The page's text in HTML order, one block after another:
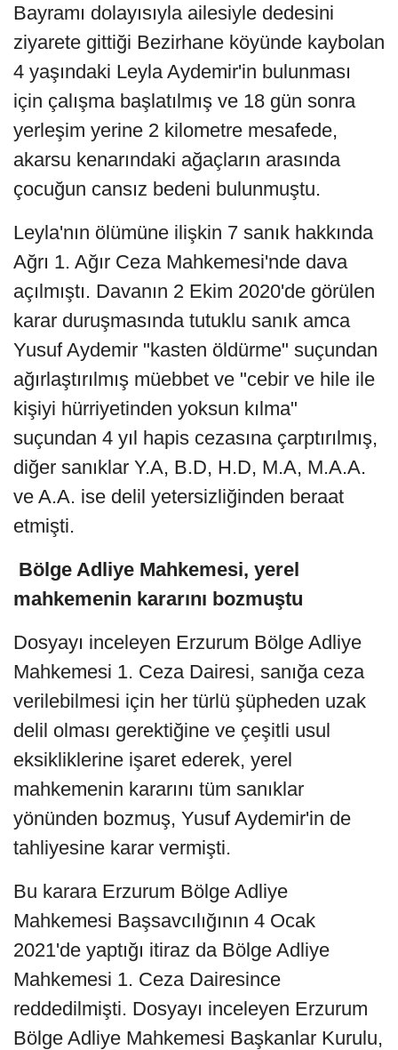
Bayramı dolayısıyla ailesiyle dedesini
ziyarete gittiği Bezirhane köyünde kaybolan
4 yaşındaki Leyla Aydemir'in bulunması
için çalışma başlatılmış ve 18 gün sonra
yerleşim yerine 2 kilometre mesafede,
akarsu kenarındaki ağaçların arasında
çocuğun cansız bedeni bulunmuştu.
Leyla'nın ölümüne ilişkin 7 sanık hakkında
Ağrı 1. Ağır Ceza Mahkemesi'nde dava
açılmıştı. Davanın 2 Ekim 2020'de görülen
karar duruşmasında tutuklu sanık amca
Yusuf Aydemir "kasten öldürme" suçundan
ağırlaştırılmış müebbet ve "cebir ve hile ile
kişiyi hürriyetinden yoksun kılma"
suçundan 4 yıl hapis cezasına çarptırılmış,
diğer sanıklar Y.A, B.D, H.D, M.A, M.A.A.
ve A.A. ise delil yetersizliğinden beraat
etmişti.
Bölge Adliye Mahkemesi, yerel
mahkemenin kararını bozmuştu
Dosyayı inceleyen Erzurum Bölge Adliye
Mahkemesi 1. Ceza Dairesi, sanığa ceza
verilebilmesi için her türlü şüpheden uzak
delil olması gerektiğine ve çeşitli usul
eksikliklerine işaret ederek, yerel
mahkemenin kararını tüm sanıklar
yönünden bozmuş, Yusuf Aydemir'in de
tahliyesine karar vermişti.
Bu karara Erzurum Bölge Adliye
Mahkemesi Başsavcılığının 4 Ocak
2021'de yaptığı itiraz da Bölge Adliye
Mahkemesi 1. Ceza Dairesince
reddedilmişti. Dosyayı inceleyen Erzurum
Bölge Adliye Mahkemesi Başkanlar Kurulu,